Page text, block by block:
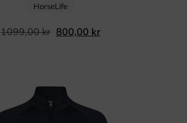
HorseLife
1099,00kr 800,00 kr